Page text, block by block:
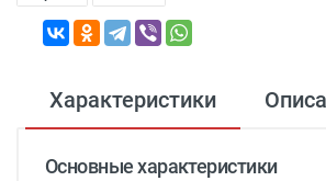
Характеристики
Основные характеристики